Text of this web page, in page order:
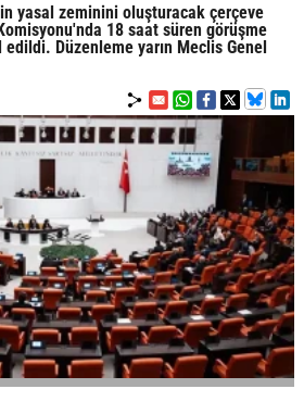
yasal zeminini oluşturacak çerçeve
18 saat süren görüşme
Düzenleme yarın Meclis Genel